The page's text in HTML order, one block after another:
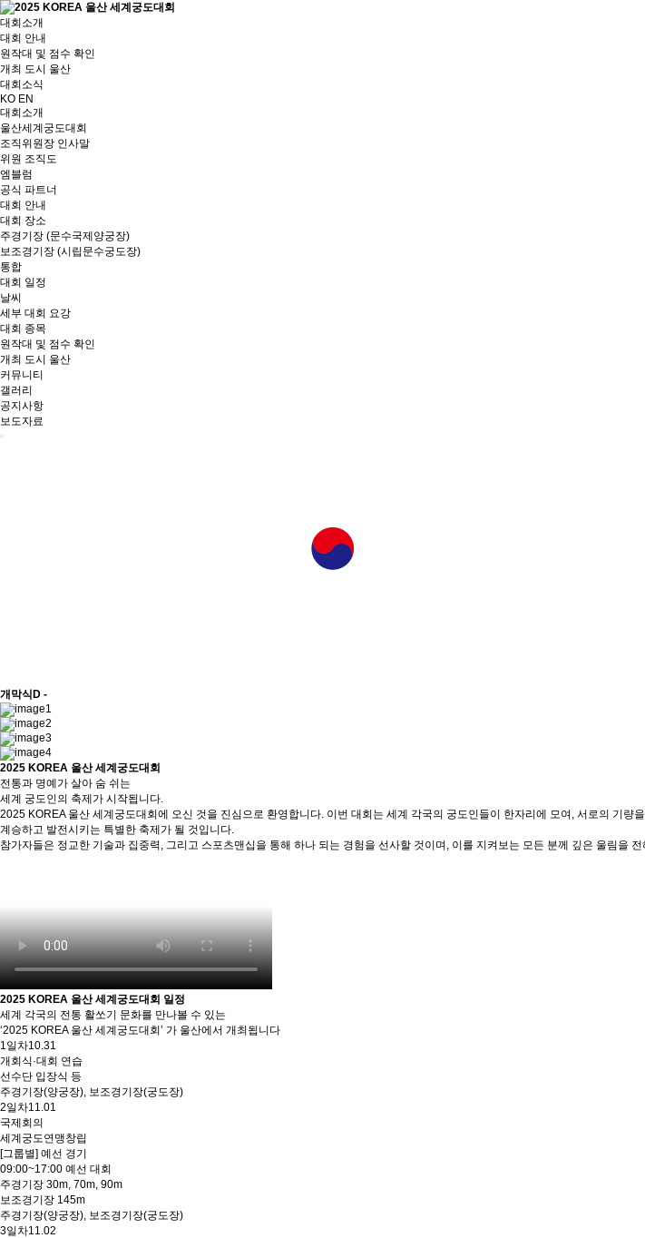
대회소개
대회 안내
원작대 및 점수 확인
개최 도시 울산
대회소식
KO EN
대회소개
울산세계궁도대회
조직위원장 인사말
위원 조직도
엠블럼
공식 파트너
대회 안내
대회 장소
주경기장 (문수국제양궁장)
보조경기장 (시립문수궁도장)
통합
대회 일정
날씨
세부 대회 요강
대회 종목
원작대 및 점수 확인
개최 도시 울산
커뮤니티
갤러리
공지사항
보도자료
개막식 D -
2025 KOREA 울산 세계궁도대회
전통과 명예가 살아 숨 쉬는
세계 궁도인의 축제가 시작됩니다.
2025 KOREA 울산 세계궁도대회에 오신 것을 진심으로 환영합니다. 이번 대회는 세계 각국의 궁도인들이 한자리에 모여, 서로의 기
계승하고 발전시키는 특별한 축제가 될 것입니다.
참가자들은 정교한 기술과 집중력, 그리고 스포츠맨십을 통해 하나 되는 경험을 선사할 것이며, 이를 지켜보는 모든 분께 깊은 울림을
2025 KOREA 울산 세계궁도대회 일정
세계 각국의 전통 활쏘기 문화를 만나볼 수 있는
‘2025 KOREA 울산 세계궁도대회’ 가 울산에서 개최됩니다
1일차10.31
개회식·대회 연습
선수단 입장식 등
주경기장(양궁장), 보조경기장(궁도장)
2일차11.01
국제회의
세계궁도연맹창립
[그룹별] 예선 경기
09:00~17:00 예선 대회
주경기장 30m, 70m, 90m
보조경기장 145m
주경기장(양궁장), 보조경기장(궁도장)
3일차11.02